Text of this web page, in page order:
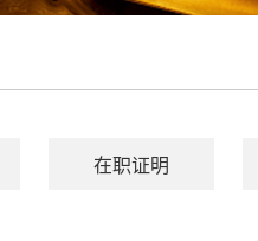
在职证明